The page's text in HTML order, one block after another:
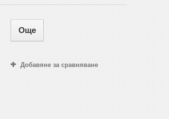
Още
Добавяне за сравняване